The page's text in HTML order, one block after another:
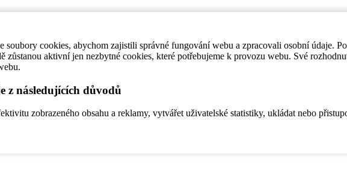
soubory cookies, abychom zajistili správné fungování webu a zpracovali osobní údaje.
zůstanou aktivní jen nezbytné cookies, které potřebujeme k provozu webu. Své
z následujících důvodů
zobrazeného obsahu a reklamy, vytvářet uživatelské statistiky, ukládat nebo